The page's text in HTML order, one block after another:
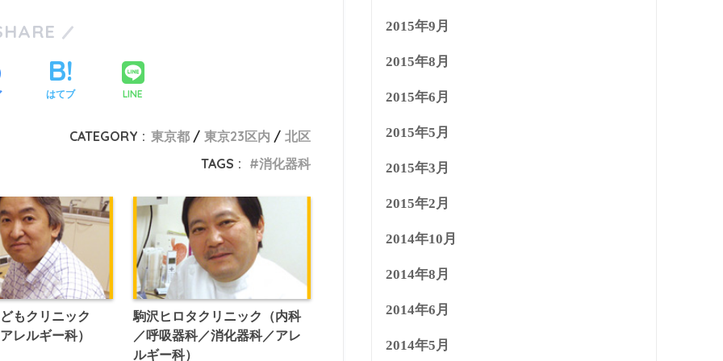
はてブ LINE
CATEGORY : 東京都 東京23区内
北区
TAGS :
消化器科
もクリニック
レルギー科）
駒沢ヒロタクリニック（内科
／呼吸器科／消化器科／アレ
ルギー科）
2015年9月
2015年8月
2015年6月
2015年5月
2015年3月
2015年2月
2014年10月
2014年8月
2014年6月
2014年5月